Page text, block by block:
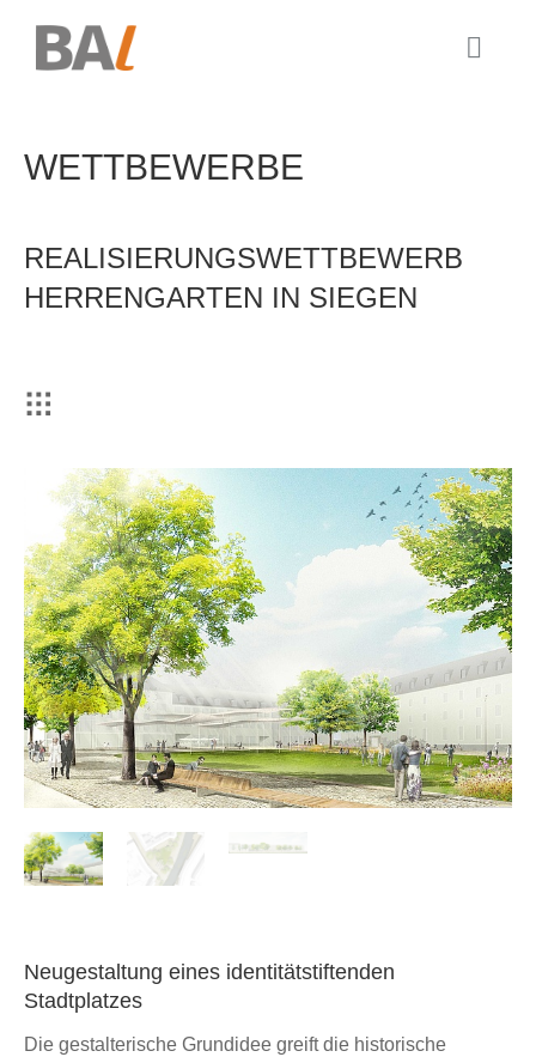
WETTBEWERBE
REALISIERUNGSWETTBEWERB
HERRENGARTEN IN SIEGEN
Neugestaltung eines identitätstiftenden
Stadtplatzes
Die gestalterische Grundidee greift die historische